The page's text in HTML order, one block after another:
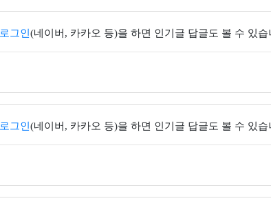
로그인 (네이버, 카카오 등)을 하면 인기글 답글도 볼 수 있습
로그인 (네이버, 카카오 등)을 하면 인기글 답글도 볼 수 있습